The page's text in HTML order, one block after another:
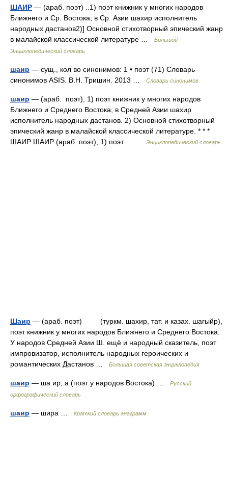
ШАИР — (араб. поэт) ..1) поэт книжник у многих народов
Ближнего и Ср. Востока; в Ср. Азии шахир исполнитель
народных дастанов2)] Основной стихотворный эпический жанр
в малайской классической литературе …
Большой
Энциклопедический словарь
шаир — сущ., кол во синонимов: 1 • поэт (71) Словарь
синонимов ASIS. В.Н. Тришин. 2013 …
Словарь синонимов
шаир — (араб. поэт), 1) поэт книжник у многих народов
Ближнего и Среднего Востока; в Средней Азии шахир
исполнитель народных дастанов. 2) Основной стихотворный
эпический жанр в малайской классической литературе. * * *
ШАИР ШАИР (араб. поэт), 1) поэт… …
Энциклопедический словарь
Шаир — (араб. поэт) (туркм. шахир, тат. и казах. шагыйр),
поэт книжник у многих народов Ближнего и Среднего Востока.
У народов Средней Азии Ш. ещё и народный сказитель, поэт
импровизатор, исполнитель народных героических и
романтических Дастанов …
Большая советская энциклопедия
шаир — ша ир, а (поэт у народов Востока) …
Русский
орфографический словарь
шаир — шира … Краткий словарь анаграмм